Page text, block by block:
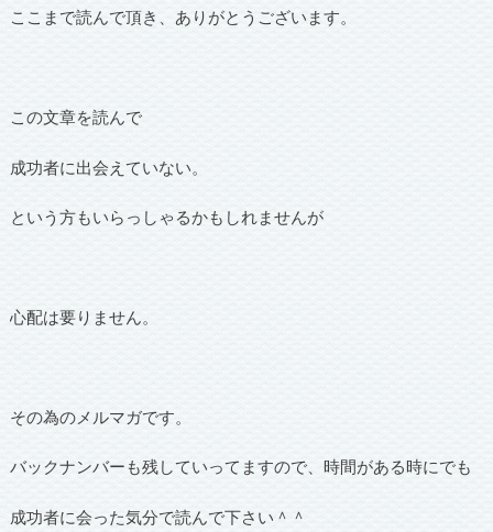
ここまで読んで頂き、ありがとうございます。
この文章を読んで
成功者に出会えていない。
という方もいらっしゃるかもしれませんが
心配は要りません。
その為のメルマガです。
バックナンバーも残していってますので、時間がある時にでも
成功者に会った気分で読んで下さい＾＾